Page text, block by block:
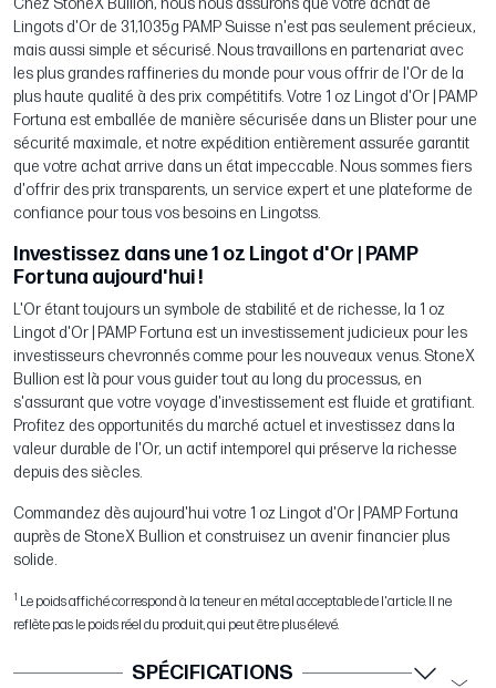
Chez StoneX Bullion, nous nous assurons que votre achat de
Lingots d'Or de 31,1035g PAMP Suisse n'est pas seulement précieux,
mais aussi simple et sécurisé. Nous travaillons en partenariat avec
les plus grandes raffineries du monde pour vous offrir de l'Or de la
plus haute qualité à des prix compétitifs. Votre 1 oz Lingot d'Or | PAMP
Fortuna est emballée de manière sécurisée dans un Blister pour une
sécurité maximale, et notre expédition entièrement assurée garantit
que votre achat arrive dans un état impeccable. Nous sommes fiers
d'offrir des prix transparents, un service expert et une plateforme de
confiance pour tous vos besoins en Lingotss.
Investissez dans une 1 oz Lingot d'Or | PAMP
Fortuna aujourd'hui !
L'Or étant toujours un symbole de stabilité et de richesse, la 1 oz
Lingot d'Or | PAMP Fortuna est un investissement judicieux pour les
investisseurs chevronnés comme pour les nouveaux venus. StoneX
Bullion est là pour vous guider tout au long du processus, en
s'assurant que votre voyage d'investissement est fluide et gratifiant.
Profitez des opportunités du marché actuel et investissez dans la
valeur durable de l'Or, un actif intemporel qui préserve la richesse
depuis des siècles.
Commandez dès aujourd'hui votre 1 oz Lingot d'Or | PAMP Fortuna
auprès de StoneX Bullion et construisez un avenir financier plus
solide.
1 Le poids affiché correspond à la teneur en métal acceptable de l'article. Il ne
reflète pas le poids réel du produit, qui peut être plus élevé.
SPÉCIFICATIONS